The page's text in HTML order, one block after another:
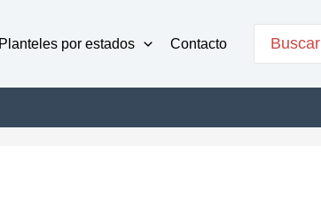
Planteles por estados Contacto
for: